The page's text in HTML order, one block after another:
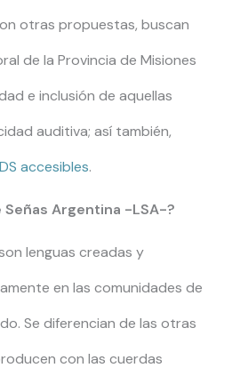
otras propuestas, buscan
de la Provincia de Misiones
e inclusión de aquellas
auditiva; así también,
accesibles.
Señas Argentina -LSA-?
lenguas creadas y
en las comunidades de
Se diferencian de las otras
con las cuerdas